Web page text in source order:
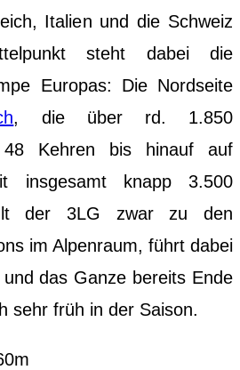
Italien und die Schweiz
steht dabei die
Europas: Die Nordseite
, die über rd. 1.850
48 Kehren bis hinauf auf
insgesamt knapp 3.500
der 3LG zwar zu den
im Alpenraum, führt dabei
das Ganze bereits Ende
sehr früh in der Saison.